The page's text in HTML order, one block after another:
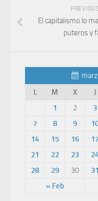
El capitalismo lo
puteros y
L
M X J
« Feb
1 2 3
7
8 9
14
15 16
21
22 23
28
29 30 31